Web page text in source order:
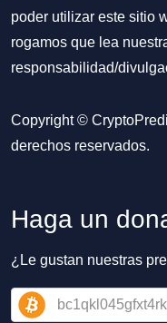
poder utilizar este sitio
rogamos que lea
responsabilidad/
Copyright ©
derechos reservados.
Haga un
¿Le gustan nuestras